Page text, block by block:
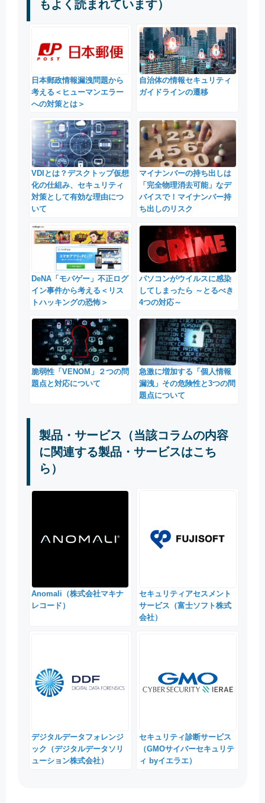
もよく読まれています）
日本郵政情報漏洩問題から
考える＜ヒューマンエラー
への対策とは＞
自治体の情報セキュリティ
ガイドラインの遷移
VDIとは？デスクトップ仮想
化の仕組み、セキュリティ
対策として有効な理由につ
いて
マイナンバーの持ち出しは
「完全物理消去可能」なデ
バイスで！マイナンバー持
ち出しのリスク
DeNA「モバゲー」不正ログ
イン事件から考える＜リス
トハッキングの恐怖＞
パソコンがウイルスに感染
してしまったら ～とるべき
4つの対応～
脆弱性「VENOM」２つの問
題点と対応について
急激に増加する「個人情報
漏洩」その危険性と3つの問
題点について
製品・サービス（当該コラムの内容
に関連する製品・サービスはこち
ら）
Anomali（株式会社マキナ
レコード）
セキュリティアセスメント
サービス（富士ソフト株式
会社）
デジタルデータフォレンジ
ック（デジタルデータソリ
ューション株式会社）
セキュリティ診断サービス
（GMOサイバーセキュリテ
ィ byイエラエ）